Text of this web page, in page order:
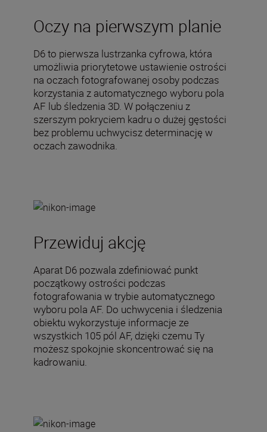
Oczy na pierwszym planie
D6 to pierwsza lustrzanka cyfrowa, która
umożliwia priorytetowe ustawienie ostrości
na oczach fotografowanej osoby podczas
korzystania z automatycznego wyboru pola
AF lub śledzenia 3D. W połączeniu z
szerszym pokryciem kadru o dużej gęstości
bez problemu uchwycisz determinację w
oczach zawodnika.
Przewiduj akcję
Aparat D6 pozwala zdefiniować punkt
początkowy ostrości podczas
fotografowania w trybie automatycznego
wyboru pola AF. Do uchwycenia i śledzenia
obiektu wykorzystuje informacje ze
wszystkich 105 pól AF, dzięki czemu Ty
możesz spokojnie skoncentrować się na
kadrowaniu.